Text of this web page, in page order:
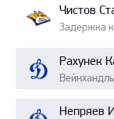
Чистов
Задержка
Рахунек
Непряев